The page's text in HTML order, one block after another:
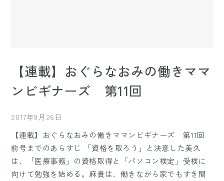
【連載】おぐらなおみの働きママ
ンビギナーズ 第11回
2017年9月26日
【連載】おぐらなおみの働きママンビギナーズ 第11回
前号までのあらすじ 「資格を取ろう」と決意した美久
は、「医療事務」の資格取得と「パソコン検定」受検に
向けて勉強を始める。麻貴は、働きながら家でもすき間